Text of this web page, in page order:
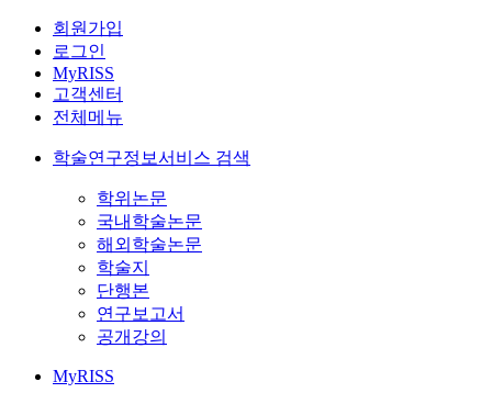
회원가입
로그인
MyRISS
고객센터
전체메뉴
학술연구정보서비스 검색
학위논문
국내학술논문
해외학술논문
학술지
단행본
연구보고서
공개강의
MyRISS